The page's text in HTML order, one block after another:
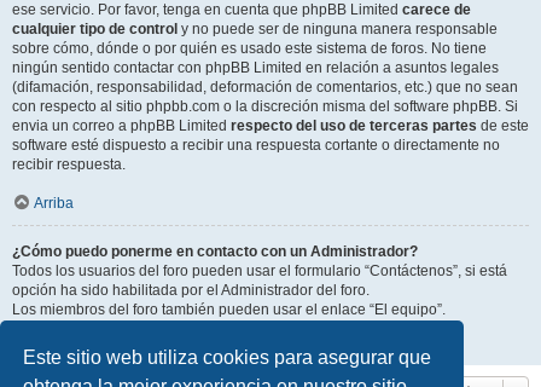
Este sitio web utiliza cookies para asegurar que
ese servicio. Por favor, tenga en cuenta que phpBB Limited carece de
cualquier tipo de control y no puede ser de ninguna manera responsable
sobre cómo, dónde o por quién es usado este sistema de foros. No tiene
ningún sentido contactar con phpBB Limited en relación a asuntos legales
(difamación, responsabilidad, deformación de comentarios, etc.) que no sean
con respecto al sitio phpbb.com o la discreción misma del software phpBB. Si
envia un correo a phpBB Limited respecto del uso de terceras partes de este
software esté dispuesto a recibir una respuesta cortante o directamente no
recibir respuesta.
Arriba
¿Cómo puedo ponerme en contacto con un Administrador?
Todos los usuarios del foro pueden usar el formulario “Contáctenos”, si está
opción ha sido habilitada por el Administrador del foro.
Los miembros del foro también pueden usar el enlace “El equipo”.
Arriba